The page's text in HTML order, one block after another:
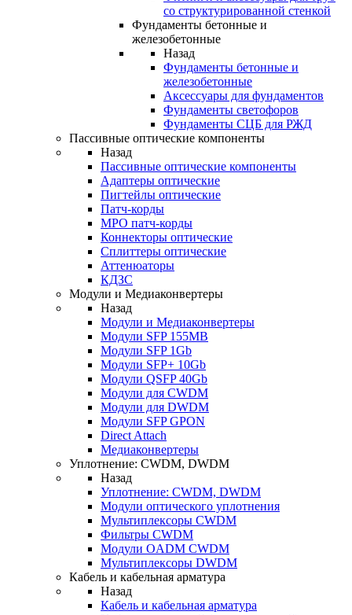
со структурированной стенкой
Фундаменты бетонные и
железобетонные
Назад
Фундаменты бетонные и
железобетонные
Аксессуары для фундаментов
Фундаменты светофоров
Фундаменты СЦБ для РЖД
Пассивные оптические компоненты
Назад
Пассивные оптические компоненты
Адаптеры оптические
Пигтейлы оптические
Патч-корды
MPO патч-корды
Коннекторы оптические
Сплиттеры оптические
Аттенюаторы
КДЗС
Модули и Медиаконвертеры
Назад
Модули и Медиаконвертеры
Модули SFP 155MB
Модули SFP 1Gb
Модули SFP+ 10Gb
Модули QSFP 40Gb
Модули для CWDM
Модули для DWDM
Модули SFP GPON
Direct Attach
Медиаконвертеры
Уплотнение: CWDM, DWDM
Назад
Уплотнение: CWDM, DWDM
Модули оптического уплотнения
Мультиплексоры CWDM
Фильтры CWDM
Модули OADM CWDM
Мультиплексоры DWDM
Кабель и кабельная арматура
Назад
Кабель и кабельная арматура